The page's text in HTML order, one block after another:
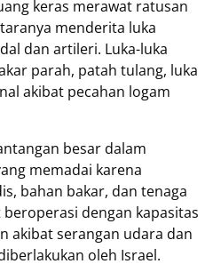
keras merawat ratusan
menderita luka
dan artileri. Luka-luka
parah, patah tulang, luka
akibat pecahan logam
besar dalam
memadai karena
bahan bakar, dan tenaga
dengan kapasitas
akibat serangan udara dan
oleh Israel.